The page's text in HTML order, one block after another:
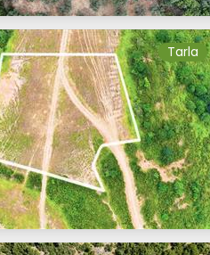
Tarla